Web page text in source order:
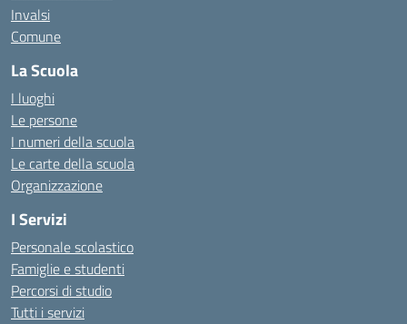
Invalsi
Comune
La Scuola
I luoghi
Le persone
I numeri della scuola
Le carte della scuola
Organizzazione
I Servizi
Personale scolastico
Famiglie e studenti
Percorsi di studio
Tutti i servizi